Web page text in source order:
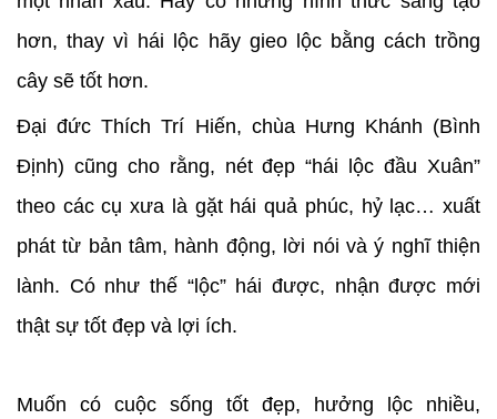
hơn, thay vì hái lộc hãy gieo lộc bằng cách trồng
cây sẽ tốt hơn.
Đại đức Thích Trí Hiến, chùa Hưng Khánh (Bình
Định) cũng cho rằng, nét đẹp “hái lộc đầu Xuân”
theo các cụ xưa là gặt hái quả phúc, hỷ lạc… xuất
phát từ bản tâm, hành động, lời nói và ý nghĩ thiện
lành. Có như thế “lộc” hái được, nhận được mới
thật sự tốt đẹp và lợi ích.
Muốn có cuộc sống tốt đẹp, hưởng lộc nhiều,